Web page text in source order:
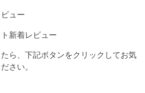
ュー
新着レビュー
ら、下記ボタンをクリックしてお気
さい。